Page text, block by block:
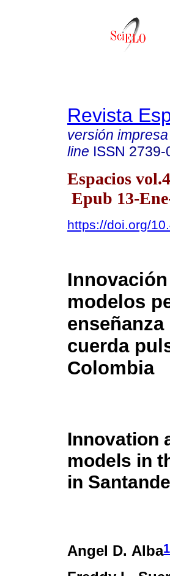
Revista
versión impresa
line ISSN 2739-
Espacios
Epub 13-
https://doi.org/
modelos
cuerda
Colombia
Innovation
models in
in
Angel D. Alba1